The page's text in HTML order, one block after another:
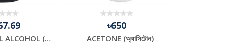
Tert- BUTYL ALCOHOL (2-methyl propane-2-ol)
৳650
ACETONE (অ্যাসিটোন)